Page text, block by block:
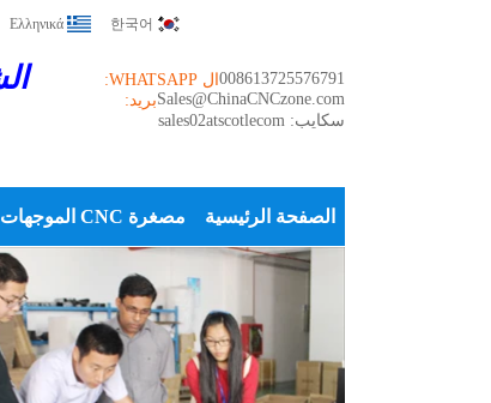
Ελληνικά 한국어
008613725576791 ال WHATSAPP:
Sales@ChinaCNCzone.comبريد:
سكايب: sales02atscotlecom
الصفحة الرئيسية مصغرة CNC الموجهات